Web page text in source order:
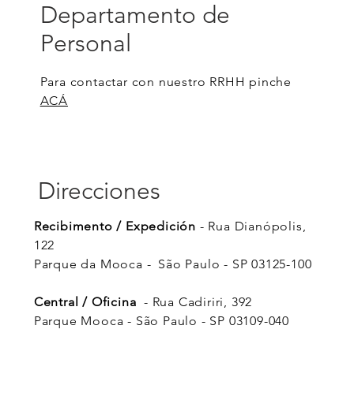
Departamento de
Personal
Para contactar con nuestro RRHH pinche
ACÁ
Direcciones
Recibimento / Expedición - Rua Dianópolis,
122
Parque da Mooca - São Paulo - SP 03125-100
Central / Oficina - Rua Cadiriri, 392
Parque Mooca - São Paulo - SP 03109-040